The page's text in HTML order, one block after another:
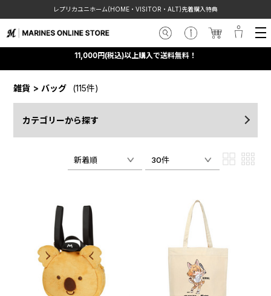
レプリカユニホーム(HOME・VISITOR・ALT)先着購入特典
11,000円(税込)以上購入で送料無料！
雑貨 > バッグ (115件)
カテゴリーから探す
新着順 30件